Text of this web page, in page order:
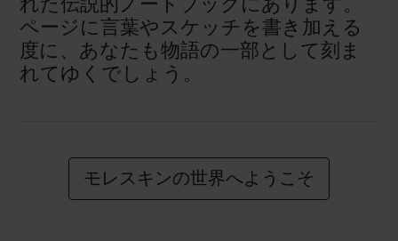
ページに言葉やスケッチを書き加える
度に、あなたも物語の一部として刻ま
れてゆくでしょう。
モレスキンの世界へようこそ